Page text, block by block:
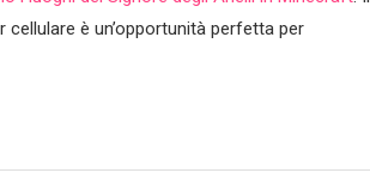
è un’opportunità perfetta per